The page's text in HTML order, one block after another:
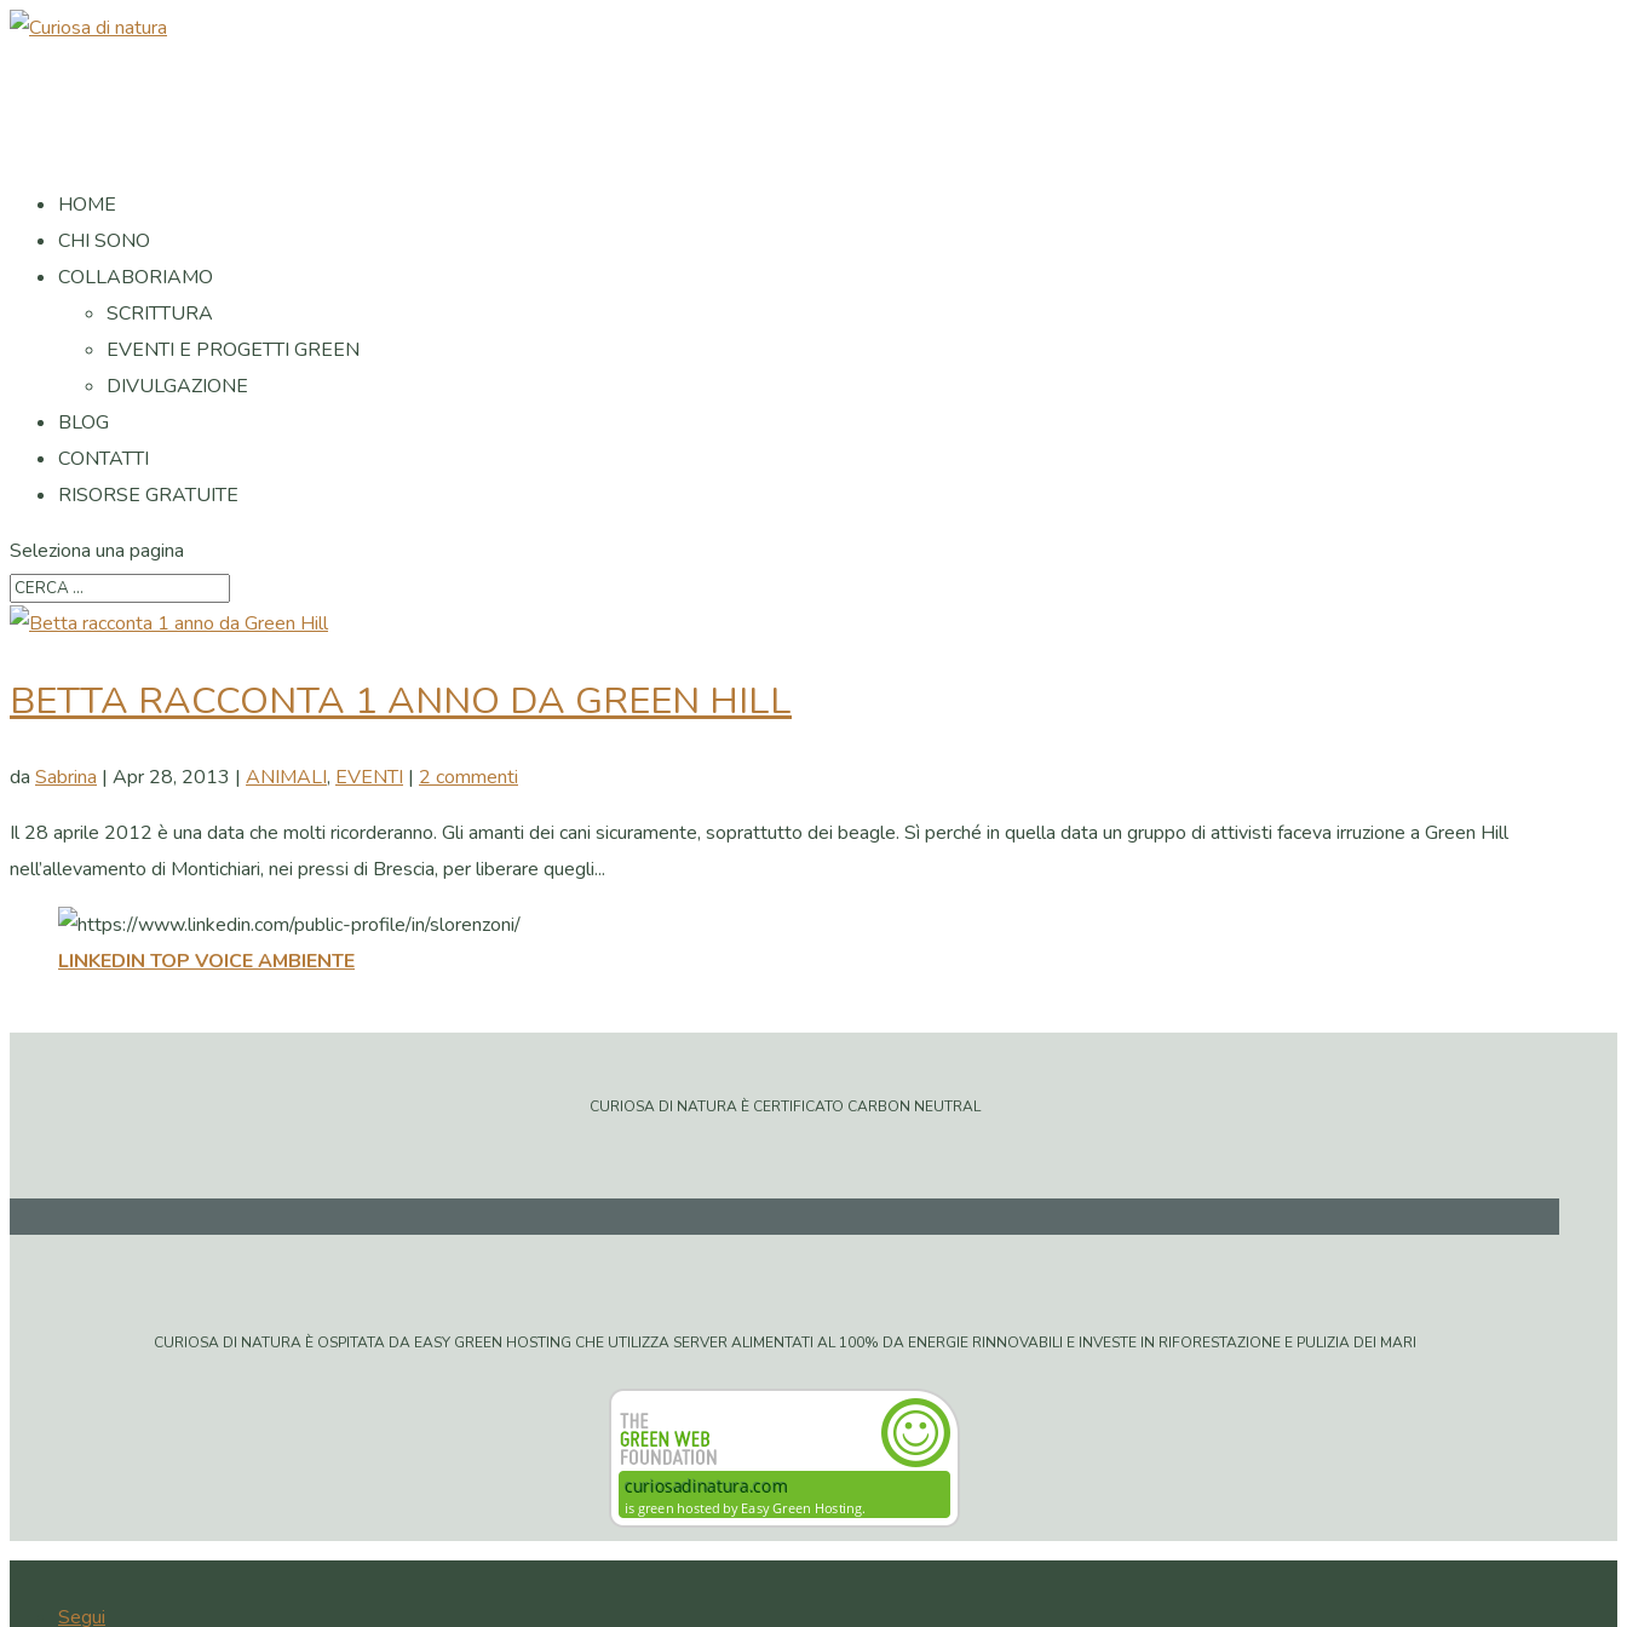
HOME
CHI SONO
COLLABORIAMO
SCRITTURA
EVENTI E PROGETTI GREEN
DIVULGAZIONE
BLOG
CONTATTI
RISORSE GRATUITE
Seleziona una pagina
BETTA RACCONTA 1 ANNO DA GREEN HILL
da Sabrina | Apr 28, 2013 | ANIMALI, EVENTI | 2 commenti
Il 28 aprile 2012 è una data che molti ricorderanno. Gli amanti dei cani sicuramente, soprattutto dei beagle. Sì perché in quella data un gruppo di attivisti faceva irruzione a Green Hill
nell’allevamento di Montichiari, nei pressi di Brescia, per liberare quegli...
LINKEDIN TOP VOICE AMBIENTE
CURIOSA DI NATURA È CERTIFICATO CARBON NEUTRAL
CURIOSA DI NATURA È OSPITATA DA EASY GREEN HOSTING CHE UTILIZZA SERVER ALIMENTATI AL 100% DA ENERGIE RINNOVABILI E INVESTE IN RIFORESTAZIONE E PULIZIA DEI MARI
Segui